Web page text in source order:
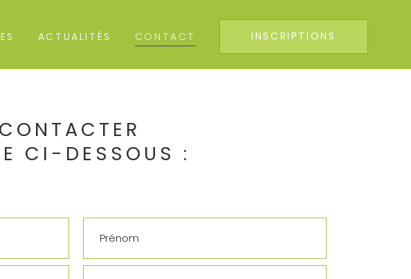
INSCRIPTIONS
ACTUALITÉS CONTACT
CI-DESSOUS :